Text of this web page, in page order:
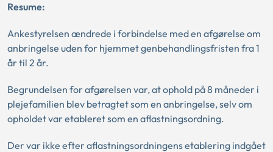
Resume:
Ankestyrelsen ændrede i forbindelse med en afgørelse om
anbringelse uden for hjemmet genbehandlingsfristen fra 1
år til 2 år.
Begrundelsen for afgørelsen var, at ophold på 8 måneder i
plejefamilien blev betragtet som en anbringelse, selv om
opholdet var etableret som en aflastningsordning.
Der var ikke efter aflastningsordningens etablering indgået